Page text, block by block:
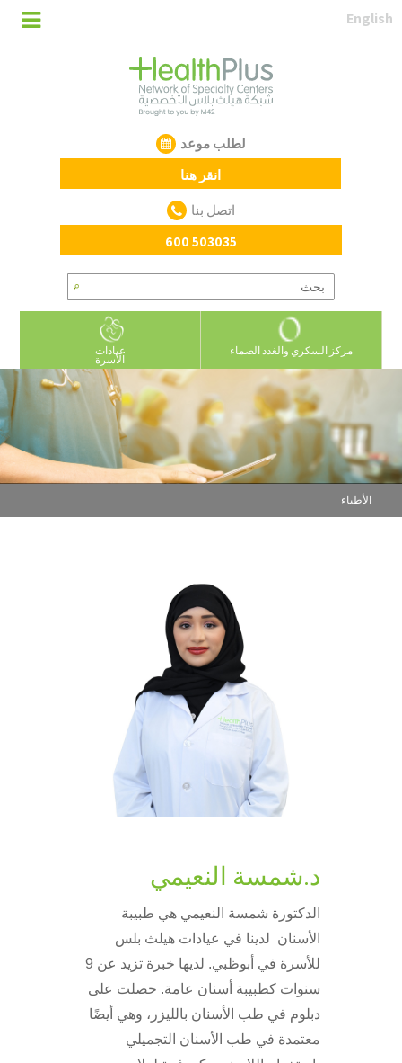
English
لطلب موعد
انقر هنا
اتصل بنا
600 503035
مركز السكري والغدد الصماء عيادات
الأسرة
الأطباء
د.شمسة النعيمي
الدكتورة شمسة النعيمي هي طبيبة
الأسنان لدينا في عيادات هيلث بلس
للأسرة في أبوظبي. لديها خبرة تزيد عن 9
سنوات كطبيبة أسنان عامة. حصلت على
دبلوم في طب الأسنان بالليزر، وهي أيضًا
معتمدة في طب الأسنان التجميلي